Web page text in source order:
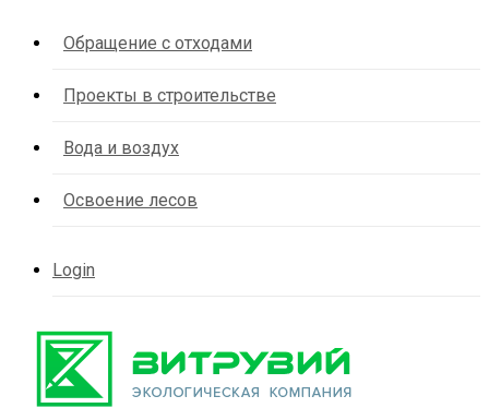
Обращение с отходами
Проекты в строительстве
Вода и воздух
Освоение лесов
Login